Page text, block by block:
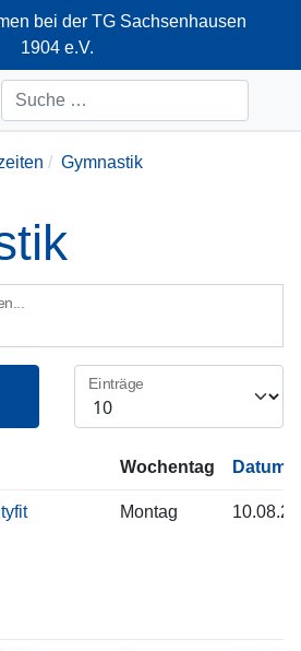
bei der TG Sachsenhausen
1904 e.V.
+49-69-66374712
Suchen
Gymnastik
Einträge
Wochentag Datum
Montag